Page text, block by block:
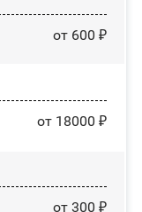
от 600 ₽
от 18000 ₽
от 300 ₽